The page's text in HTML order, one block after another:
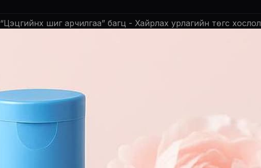
“Цэцгийнх шиг арчилгаа” багц - Хайрлах урлагийн төгс хослол